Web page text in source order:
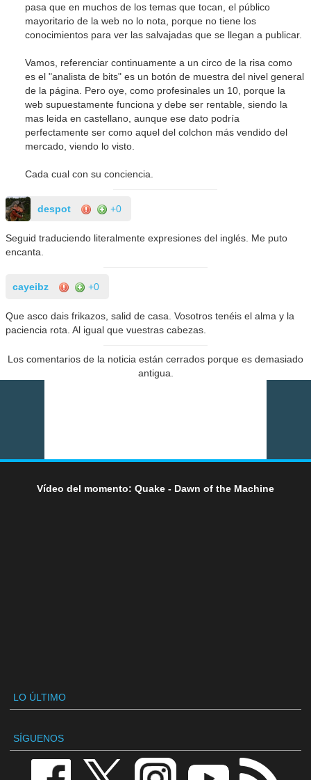
pasa que en muchos de los temas que tocan, el público
mayoritario de la web no lo nota, porque no tiene los
conocimientos para ver las salvajadas que se llegan a publicar.
Vamos, referenciar continuamente a un circo de la risa como
es el "analista de bits" es un botón de muestra del nivel general
de la página. Pero oye, como profesinales un 10, porque la
web supuestamente funciona y debe ser rentable, siendo la
mas leida en castellano, aunque ese dato podría
perfectamente ser como aquel del colchon más vendido del
mercado, viendo lo visto.
Cada cual con su conciencia.
despot +0
Seguid traduciendo literalmente expresiones del inglés. Me puto
encanta.
cayeibz +0
Que asco dais frikazos, salid de casa. Vosotros tenéis el alma y la
paciencia rota. Al igual que vuestras cabezas.
Los comentarios de la noticia están cerrados porque es demasiado
antigua.
Vídeo del momento: Quake - Dawn of the Machine
LO ÚLTIMO
SÍGUENOS